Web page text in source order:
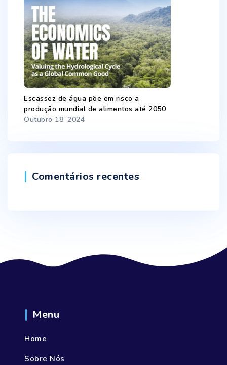
Escassez de água põe em risco a
produção mundial de alimentos até 2050
Outubro 18, 2024
Comentários recentes
Menu
Home
Sobre Nós